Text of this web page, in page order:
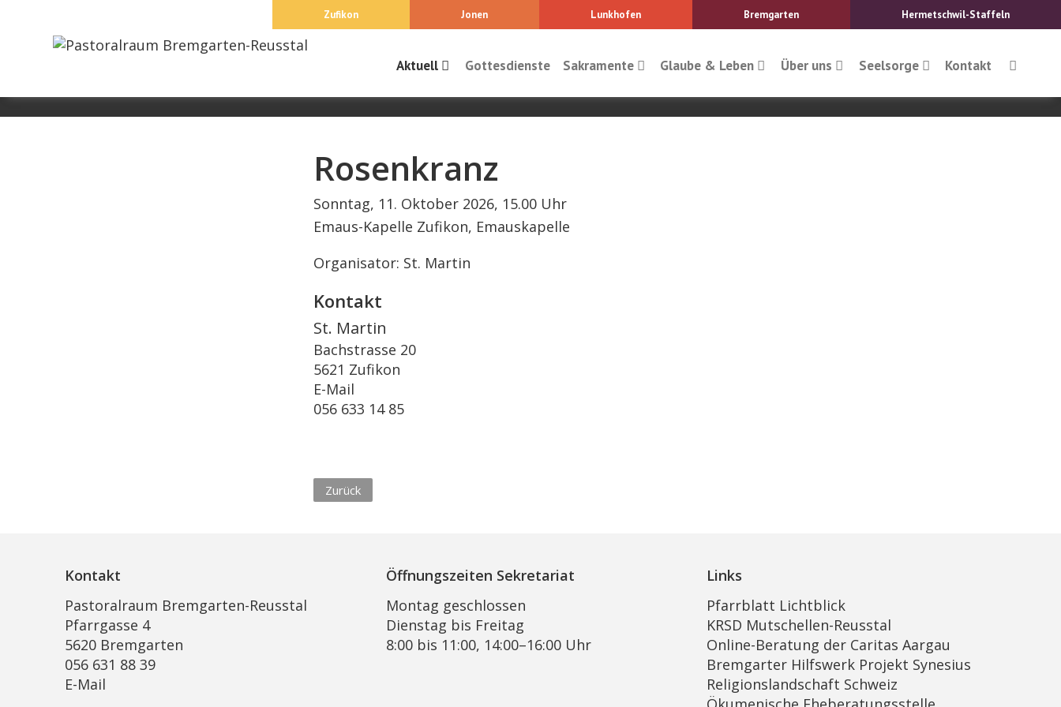
Zufikon Jonen Lunkhofen Bremgarten Hermetschwil-Staffeln
Aktuell Gottesdienste Sakramente Glaube & Leben Über uns Seelsorge Kontakt
Rosenkranz
Sonntag, 11. Oktober 2026, 15.00 Uhr
Emaus-Kapelle Zufikon, Emauskapelle
Organisator: St. Martin
Kontakt
St. Martin
Bachstrasse 20
5621 Zufikon
E-Mail
056 633 14 85
Zurück
Kontakt
Pastoralraum Bremgarten-Reusstal
Pfarrgasse 4
5620 Bremgarten
056 631 88 39
E-Mail
Öffnungszeiten Sekretariat
Montag geschlossen
Dienstag bis Freitag
8:00 bis 11:00, 14:00–16:00 Uhr
Links
Pfarrblatt Lichtblick
KRSD Mutschellen-Reusstal
Online-Beratung der Caritas Aargau
Bremgarter Hilfswerk Projekt Synesius
Religionslandschaft Schweiz